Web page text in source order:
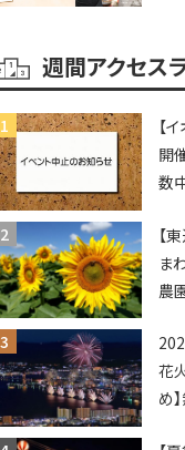
週間アクセス
【
開
数
シ
【
ま
農
ポ
登
フ
花
め